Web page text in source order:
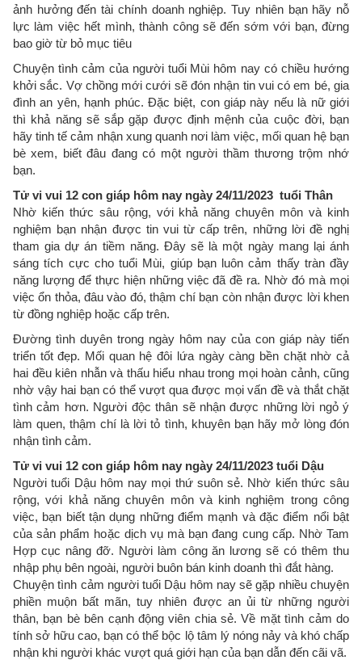
ảnh hưởng đến tài chính doanh nghiệp. Tuy nhiên bạn hãy nỗ
lực làm việc hết mình, thành công sẽ đến sớm với bạn, đừng
bao giờ từ bỏ mục tiêu
Chuyện tình cảm của người tuổi Mùi hôm nay có chiều hướng
khởi sắc. Vợ chồng mới cưới sẽ đón nhận tin vui có em bé, gia
đình an yên, hạnh phúc. Đặc biệt, con giáp này nếu là nữ giới
thì khả năng sẽ sắp gặp được định mệnh của cuộc đời, bạn
hãy tinh tế cảm nhận xung quanh nơi làm việc, mối quan hệ bạn
bè xem, biết đâu đang có một người thầm thương trộm nhớ
bạn.
Tử vi vui 12 con giáp hôm nay ngày 24/11/2023 tuổi Thân
Nhờ kiến thức sâu rộng, với khả năng chuyên môn và kinh
nghiệm bạn nhận được tin vui từ cấp trên, những lời đề nghị
tham gia dự án tiềm năng. Đây sẽ là một ngày mang lại ánh
sáng tích cực cho tuổi Mùi, giúp bạn luôn cảm thấy tràn đầy
năng lượng để thực hiện những việc đã đề ra. Nhờ đó mà mọi
việc ổn thỏa, đâu vào đó, thậm chí bạn còn nhận được lời khen
từ đồng nghiệp hoặc cấp trên.
Đường tình duyên trong ngày hôm nay của con giáp này tiến
triển tốt đẹp. Mối quan hệ đôi lứa ngày càng bền chặt nhờ cả
hai đều kiên nhẫn và thấu hiểu nhau trong mọi hoàn cảnh, cũng
nhờ vậy hai bạn có thể vượt qua được mọi vấn đề và thắt chặt
tình cảm hơn. Người độc thân sẽ nhận được những lời ngỏ ý
làm quen, thậm chí là lời tỏ tình, khuyên bạn hãy mở lòng đón
nhận tình cảm.
Tử vi vui 12 con giáp hôm nay ngày 24/11/2023 tuổi Dậu
Người tuổi Dậu hôm nay mọi thứ suôn sẻ. Nhờ kiến thức sâu
rộng, với khả năng chuyên môn và kinh nghiệm trong công
việc, bạn biết tận dụng những điểm mạnh và đặc điểm nổi bật
của sản phẩm hoặc dịch vụ mà bạn đang cung cấp. Nhờ Tam
Hợp cục nâng đỡ. Người làm công ăn lương sẽ có thêm thu
nhập phụ bên ngoài, người buôn bán kinh doanh thì đắt hàng.
Chuyện tình cảm người tuổi Dậu hôm nay sẽ gặp nhiều chuyện
phiền muộn bất mãn, tuy nhiên được an ủi từ những người
thân, bạn bè bên cạnh động viên chia sẻ. Về mặt tình cảm do
tính sở hữu cao, bạn có thể bộc lộ tâm lý nóng nảy và khó chấp
nhận khi người khác vượt quá giới hạn của bạn dẫn đến cãi vã.